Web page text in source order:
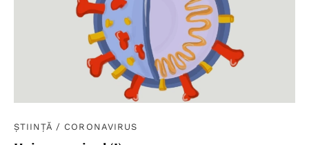
ȘTIINȚĂ / CORONAVIRUS